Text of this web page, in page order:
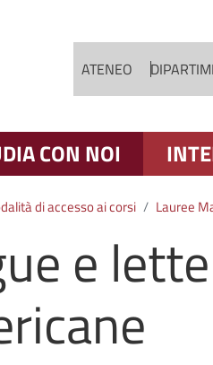
ATENEO
CON NOI
di accesso ai corsi Lauree
e